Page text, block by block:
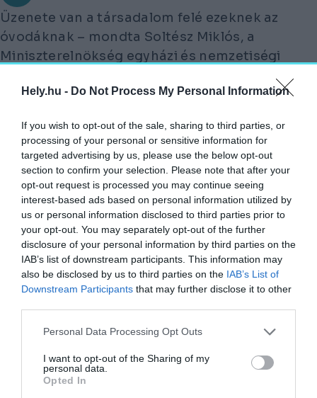
Hely.hu - Do Not Process My Personal Information
If you wish to opt-out of the sale, sharing to third parties, or
processing of your personal or sensitive information for
targeted advertising by us, please use the below opt-out
section to confirm your selection. Please note that after your
opt-out request is processed you may continue seeing
interest-based ads based on personal information utilized by
us or personal information disclosed to third parties prior to
your opt-out. You may separately opt-out of the further
disclosure of your personal information by third parties on the
IAB’s list of downstream participants. This information may
also be disclosed by us to third parties on the IAB’s List of
Downstream Participants that may further disclose it to other
Personal Data Processing Opt Outs
I want to opt-out of the Sharing of my
personal data.
Opted In
Üzenete van a társadalom felé ezeknek az
óvodáknak – mondta Soltész Miklós, a
Miniszterelnökség egyházi és nemzetiségi
átadáson. Kiemelte:
A KERESZTÉNY TANÍTÁS ALAPJAI KÖZÉ
TARTOZIK A BETEGEK, A SÉRÜLTEK, A
FOGYATÉKKAL ÉLŐK ÉS
HOZZÁTARTOZÓIK TÁMOGATÁSA IS.
Kovács Péter 16. kerületi polgármester
megköszönte a kormány óvodaépítő
programját, amelyet az egyházzal közösen
hajt végre. Véleménye szerint az Evangélikus
Egyház méltó kihívást, tartalmas és embert
próbáló feladatot vállalt ezzel az óvodával.
Mint elmondta: az egyházat, mint egy
ezt tudják majd továbbadni azoknak az
autizmussal élő gyermekeknek és